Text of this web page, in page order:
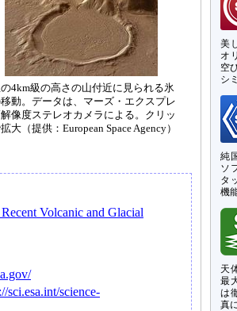
4km級の高さの山付近に見られる氷
動。データは、マーズ・エクスプレ
像度ステレオカメラによる。クリッ
大（提供：European Space Agency）
Volcanic and Glacial
sci.esa.int/science-
美
オ
空
シ
純
ソ
タ
機
天
最
は
真